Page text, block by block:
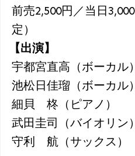
前売2,500円／当日
定）
【出演】
宇都宮直高（ボーカル）
池松日佳瑠（ボーカル）
細貝 柊（ピアノ）
武田圭司（バイオリン）
守利 航（サックス）